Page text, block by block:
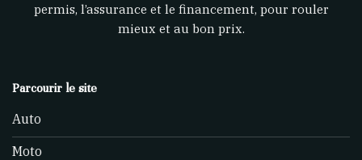
permis, l’assurance et le financement, pour rouler
mieux et au bon prix.
Parcourir le site
Auto
Moto